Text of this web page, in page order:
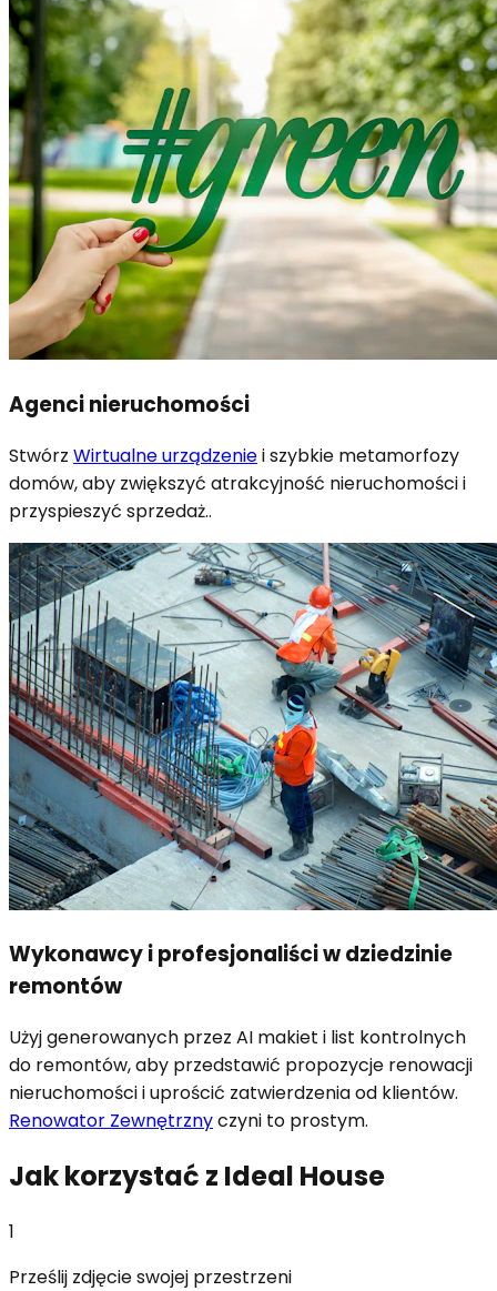
Agenci nieruchomości
Stwórz Wirtualne urządzeniei szybkie metamorfozy
domów, aby zwiększyć atrakcyjność nieruchomości i
przyspieszyć sprzedaż..
Wykonawcy i profesjonaliści w dziedzinie
remontów
Użyj generowanych przez AI makiet i list kontrolnych
do remontów, aby przedstawić propozycje renowacji
nieruchomości i uprościć zatwierdzenia od klientów.
Renowator Zewnętrznyczyni to prostym.
Jak korzystać z Ideal House
1
Prześlij zdjęcie swojej przestrzeni